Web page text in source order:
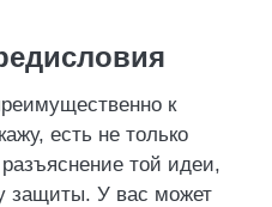
к
есть не только
той идеи,
защиты. У вас может